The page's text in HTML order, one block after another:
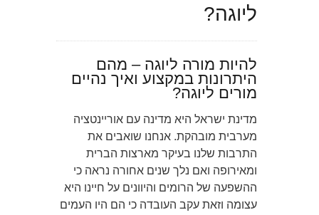
ליוגה?
להיות מורה ליוגה – מהם
היתרונות במקצוע ואיך נהיים
מורים ליוגה?
מדינת ישראל היא מדינה עם אוריינטציה
מערבית מובהקת. אנחנו שואבים את
התרבות שלנו בעיקר מארצות הברית
ומאירופה ואם נלך שנים אחורה נראה כי
ההשפעה של הרומים והיוונים על חיינו היא
עצומה וזאת עקב העובדה כי הם היו העמים